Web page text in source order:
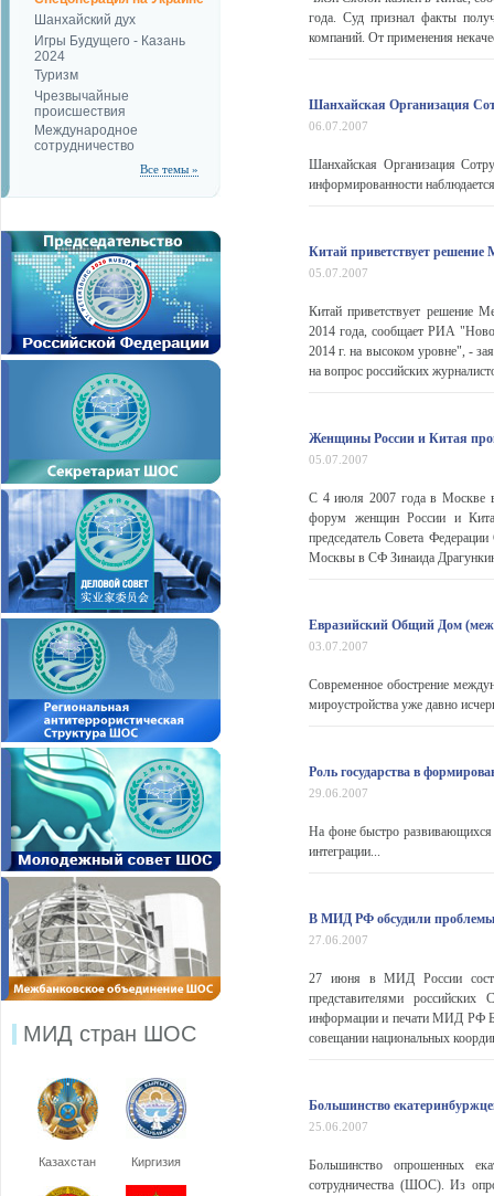
Шанхайский дух
Игры Будущего - Казань
2024
Туризм
Чрезвычайные
происшествия
Международное
сотрудничество
Все темы »
МИД стран ШОС
Казахстан Киргизия
года. Суд признал факты
компаний. От применения
Шанхайская Организация
06.07.2007
Шанхайская Организация
информированности
Китай приветствует
05.07.2007
Китай приветствует решение
2014 года, сообщает РИА
2014 г. на высоком уровне", -
на вопрос российских
Женщины России и Китая
05.07.2007
С 4 июля 2007 года в Москве в
форум женщин России и
председатель Совета
Москвы в СФ Зинаида
Евразийский Общий Дом
03.07.2007
Современное обострение
мироустройства уже давно
Роль государства в
29.06.2007
На фоне быстро развивающихся
интеграции...
В МИД РФ обсудили
27.06.2007
27 июня в МИД России
представителями
информации и печати МИД РФ
совещании национальных
Большинство
25.06.2007
Большинство опрошенных
сотрудничества (ШОС). Из